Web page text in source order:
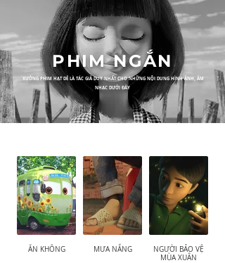
PHIM NGẮN
XƯỞNG PHIM HẠT DẺ LÀ TÁC GIẢ DUY NHẤT CHO NHỮNG NỘI DUNG HÌNH ẢNH, ÂM
NHẠC DƯỚI ĐÂY
ĂN KHÔNG MƯA NẮNG
NGƯỜI BẢO VỆ
MÙA XUÂN